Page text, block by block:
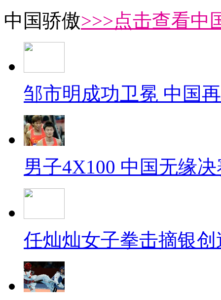
中国骄傲>>>点击查看中
邹市明成功卫冕 中国
男子4X100 中国无缘
任灿灿女子拳击摘银